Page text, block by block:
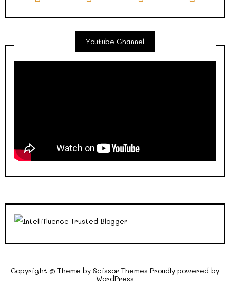
Youtube Channel
Copyright @ Theme by Scissor Themes Proudly powered by
WordPress